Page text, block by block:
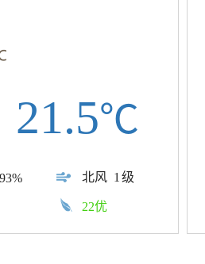
93% 北风 1级
21.5℃
22优